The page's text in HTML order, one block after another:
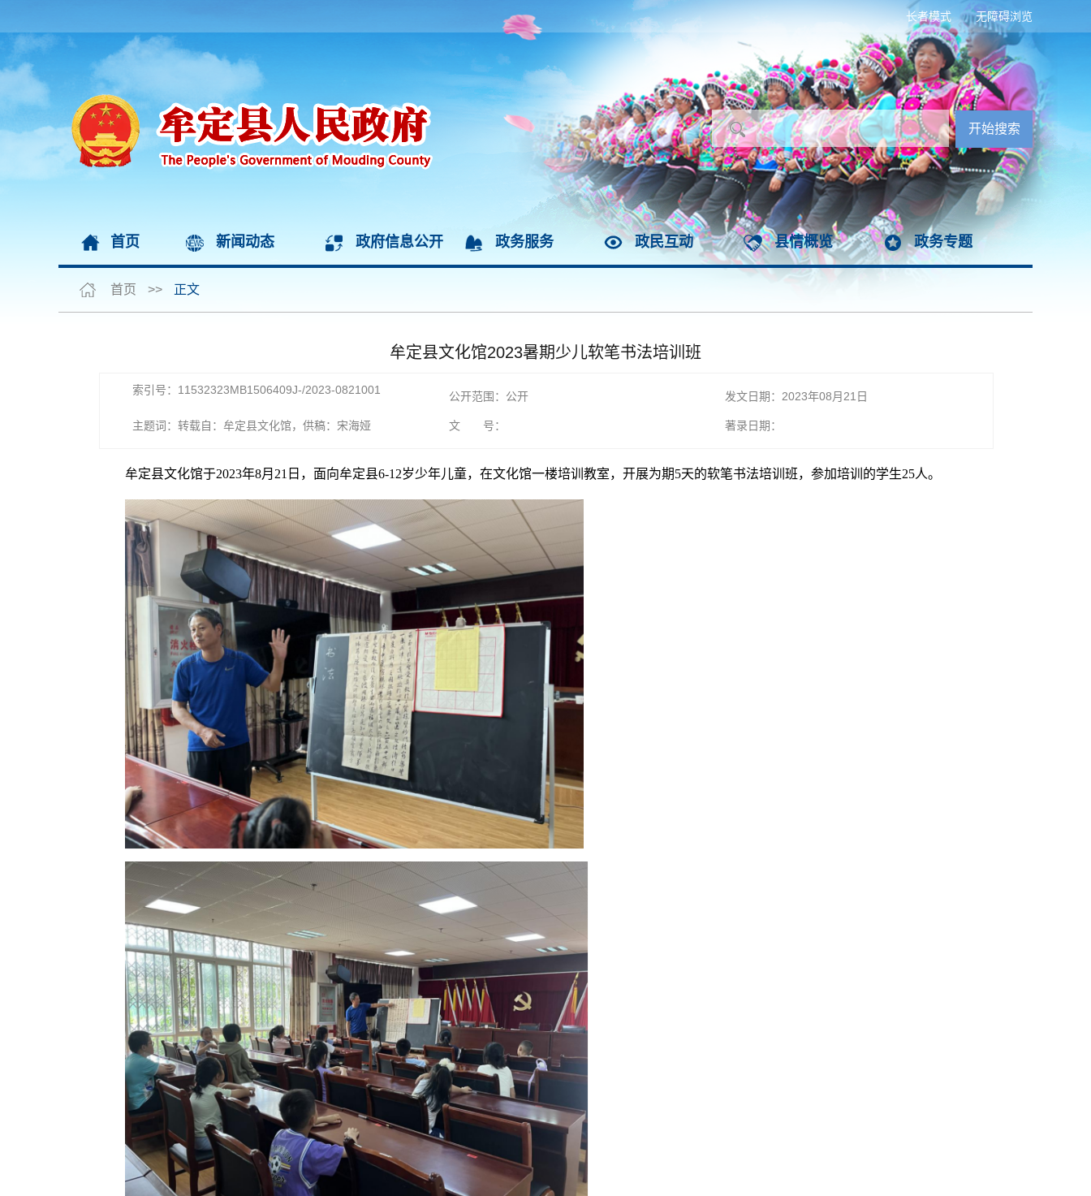
无障碍浏览
长者模式
首页 新闻动态 政府信息公开 政务服务 政民互动 县情概览 政务专题
首页 >> 正文
牟定县文化馆2023暑期少儿软笔书法培训班
索引号：11532323MB1506409J-/2023-0821001 公开范围：公开 发文日期：2023年08月21日
主题词：转载自：牟定县文化馆，供稿：宋海娅 文 号： 著录日期：
牟定县文化馆于2023年8月21日，面向牟定县6-12岁少年儿童，在文化馆一楼培训教室，开展为期5天的软笔书法培训班，参加培训的学生25人。